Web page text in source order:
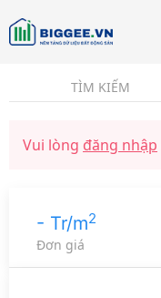
TÌM KIẾM
Vui lòng đăng nhập
- Tr/m2
Đơn giá
☰